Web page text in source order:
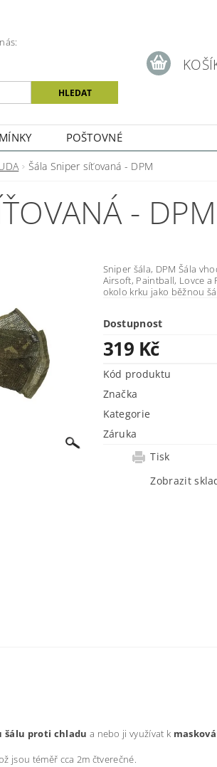
POŠTOVNÉ
Šála Sniper síťovaná - DPM
- DPM
Sniper šála, DPM Šála vhodná nejen pro odstřelovače, ale také pro
Airsoft, Paintball, Lovce a Fotografisty.
okolo krku jako běžnou
Dostupnost
319 Kč
Kód produktu
Značka
Kategorie
Záruka
Tisk
Zobrazit
šálu proti chladu a nebo ji využívat k
jsou téměř cca 2m čtverečné.